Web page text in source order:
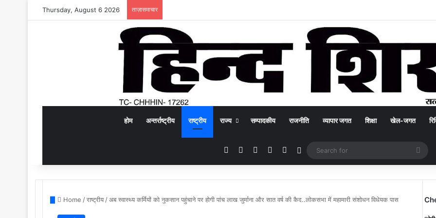
Thursday, August 6 2026 ताज़ासमाचार
होम अन्तर्राष्ट्रीय राष्ट्रीय राज्य सम्पादकीय राजनीति व्यापार जगत शिक्षा खेल-जगत
Facebook YouTubeInstagramWhatsApp
Switch skin
for
Home /राष्ट्रीय/अब स्वास्थ्य कर्मियों को नुकसान पहुंचाने पर होगी पांच लाख जुर्माना और सात वर्ष की कैद..लोकसभा में महामारी संशोधन विधेयक पास